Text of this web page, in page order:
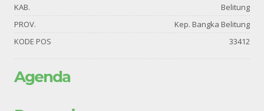
KAB.
Belitung
PROV.
Kep. Bangka Belitung
KODE POS
33412
Agenda